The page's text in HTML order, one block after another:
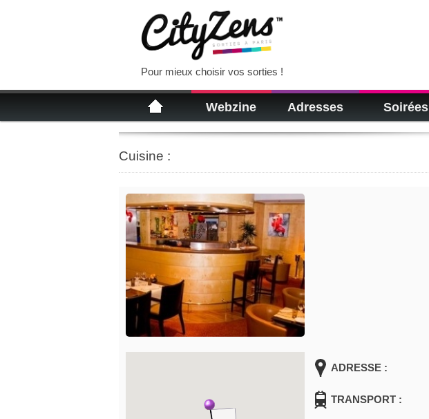
Pour mieux choisir vos sorties !
Webzine Adresses Soirées
Cuisine :
ADRESSE :
TRANSPORT :